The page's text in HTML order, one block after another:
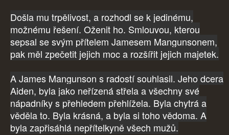
Došla mu trpělivost, a rozhodl se k jedinému,
možnému řešení. Oženit ho. Smlouvou, kterou
sepsal se svým přítelem Jamesem Mangunsonem,
pak měl zpečetit jejich moc a rozšířit jejich majetek.
A James Mangunson s radostí souhlasil. Jeho dcera
Aiden, byla jako neřízená střela a všechny své
nápadníky s přehledem přehlížela. Byla chytrá a
věděla to. Byla krásná, a byla si toho vědoma. A
byla zapřisáhlá nepřítelkyně všech mužů.